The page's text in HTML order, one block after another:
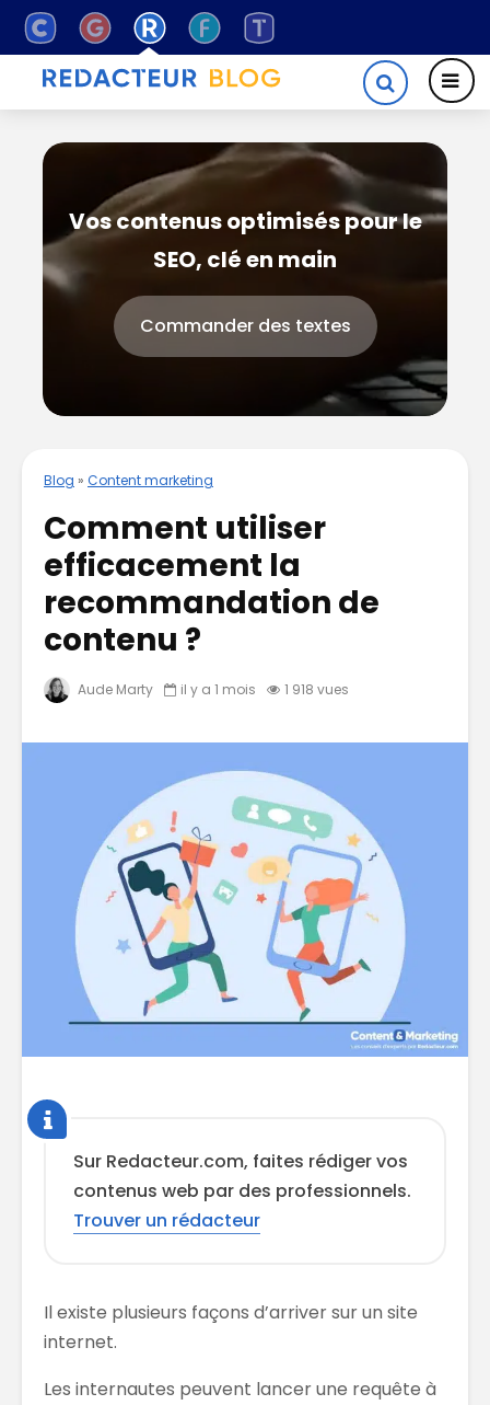
Vos contenus optimisés pour le
SEO, clé en main
Commander des textes
Blog » Content marketing
Comment utiliser
efficacement la
recommandation de
contenu ?
Aude Marty il y a 1 mois 1 918 vues
Sur Redacteur.com, faites rédiger vos
contenus web par des professionnels.
Trouver un rédacteur
Il existe plusieurs façons d’arriver sur un site
internet.
Les internautes peuvent lancer une requête à